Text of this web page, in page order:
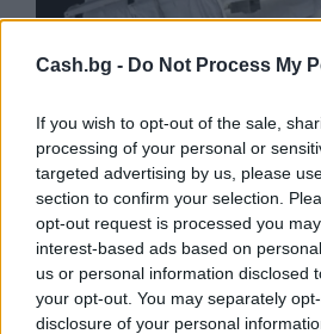
Cash.bg - Do Not Process My
If you wish to opt-out of the sale,
processing of your personal or
targeted advertising by us, please
section to confirm your selection.
opt-out request is processed you
interest-based ads based on
us or personal information disclosed
your opt-out. You may separately
disclosure of your personal
Астронавти на NASA
открития космос
07.08.2026 / 15:00